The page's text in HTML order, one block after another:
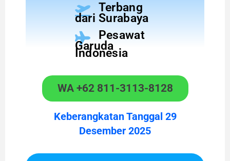
Terbang
dari Surabaya
Pesawat
Garuda
Indonesia
WA +62 811-3113-8128
Keberangkatan Tanggal 29
Desember 2025